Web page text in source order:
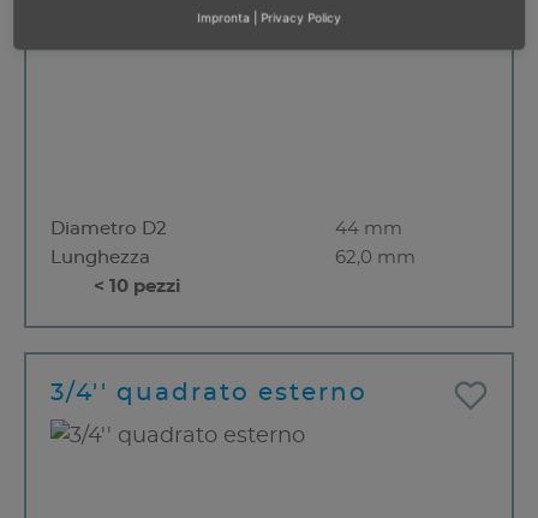
Diametro D2
44 mm
Lunghezza
62,0 mm
< 10 pezzi
3/4'' quadrato esterno
Impronta Privacy Policy